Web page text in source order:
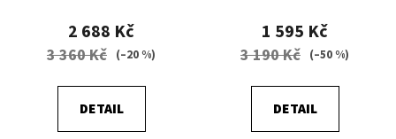
2 688 Kč
3 360 Kč (–20 %)
DETAIL
1 595 Kč
3 190 Kč (–50 %)
DETAIL